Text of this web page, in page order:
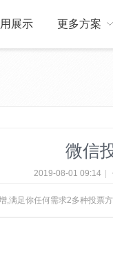
展示 更多方案
微信
2019-08-01 09:14
满足你任何需求2多种投